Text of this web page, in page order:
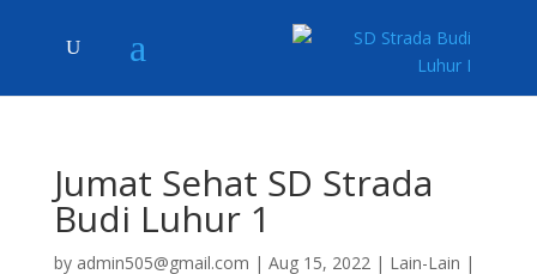
Jumat Sehat SD Strada
Budi Luhur 1
by admin505@gmail.com | Aug 15, 2022| Lain-Lain |